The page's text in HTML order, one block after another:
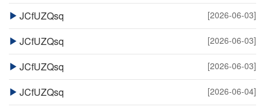
JCfUZQsq [2026-06-03]
JCfUZQsq [2026-06-03]
JCfUZQsq [2026-06-03]
JCfUZQsq [2026-06-04]